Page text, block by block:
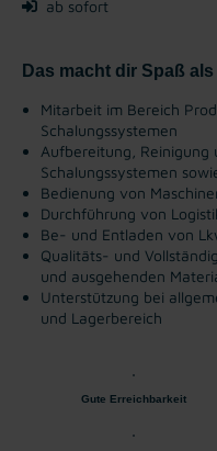
ab sofort
Das macht dir Spaß
Mitarbeit im Bereich
Schalungssystemen
Aufbereitung, Reinigung
Schalungssystemen
Bedienung von
Durchführung von
Be- und Entladen von
Qualitäts- und
und ausgehenden
Unterstützung bei
und Lagerbereich
Gute Erreichbarkeit